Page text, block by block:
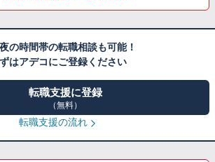
の時間帯の転職相談も可能！
はアデコにご登録ください
転職支援に登録
（無料）
転職支援の流れ